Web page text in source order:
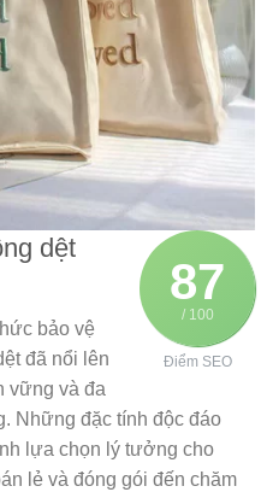
87
/ 100
Điểm SEO
dệt
bảo vệ
đã nổi lên
vững và đa
Những đặc tính độc đáo
lựa chọn lý tưởng cho
lẻ và đóng gói đến chăm